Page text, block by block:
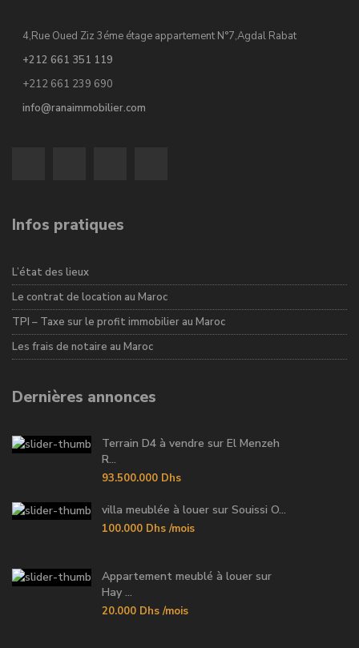
4,Rue Oued Ziz 3éme étage appartement N°7,Agdal Rabat
+212 661 351 119
+212 661 239 690
info@ranaimmobilier.com
Infos pratiques
L’état des lieux
Le contrat de location au Maroc
TPI – Taxe sur le profit immobilier au Maroc
Les frais de notaire au Maroc
Dernières annonces
Terrain D4 à vendre sur El Menzeh
R...
93.500.000 Dhs
villa meublée à louer sur Souissi O...
100.000 Dhs /mois
Appartement meublé à louer sur
Hay ...
20.000 Dhs /mois